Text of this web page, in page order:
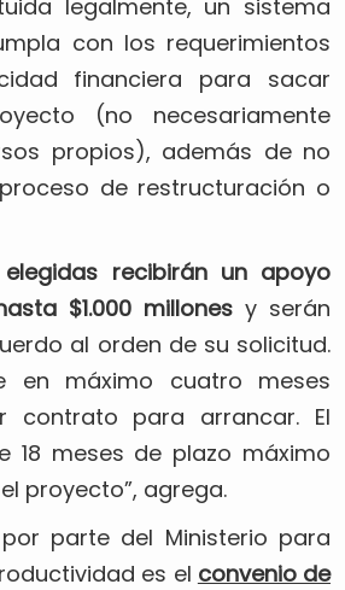
legalmente, un sistema
con los requerimientos
financiera para sacar
(no necesariamente
propios), además de no
de restructuración o
recibirán un apoyo
$1.000 millones y serán
al orden de su solicitud.
en máximo cuatro meses
contrato para arrancar. El
18 meses de plazo máximo
proyecto”, agrega.
parte del Ministerio para
es el convenio de